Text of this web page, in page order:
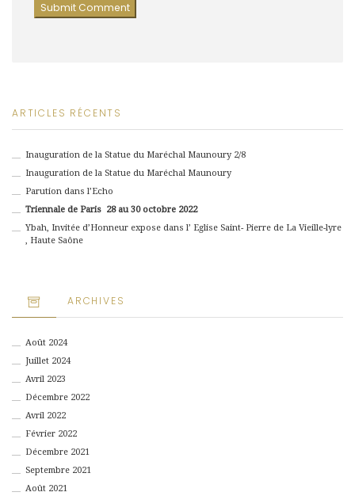
ARTICLES RÉCENTS
Inauguration de la Statue du Maréchal Maunoury 2/8
Inauguration de la Statue du Maréchal Maunoury
Parution dans l’Echo
Triennale de Paris 28 au 30 octobre 2022
Ybah, Invitée d’Honneur expose dans l’ Eglise Saint- Pierre de La Vieille-lyre
, Haute Saône
ARCHIVES
Août 2024
Juillet 2024
Avril 2023
Décembre 2022
Avril 2022
Février 2022
Décembre 2021
Septembre 2021
Août 2021